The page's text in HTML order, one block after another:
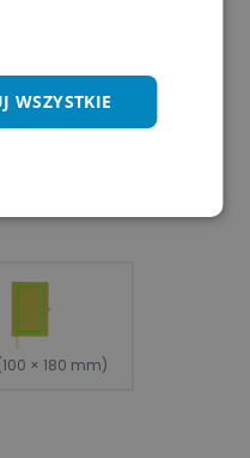
× 180 mm)
WSZYSTKIE